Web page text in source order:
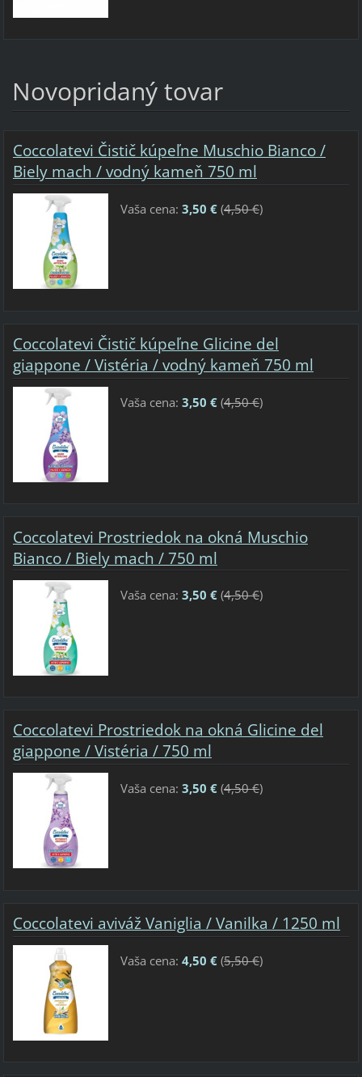
Novopridaný tovar
Coccolatevi Čistič kúpeľne Muschio Bianco /
Biely mach / vodný kameň 750 ml
Vaša cena: 3,50 €(4,50 €)
Coccolatevi Čistič kúpeľne Glicine del
giappone / Vistéria / vodný kameň 750 ml
Vaša cena: 3,50 €(4,50 €)
Coccolatevi Prostriedok na okná Muschio
Bianco / Biely mach / 750 ml
Vaša cena: 3,50 €(4,50 €)
Coccolatevi Prostriedok na okná Glicine del
giappone / Vistéria / 750 ml
Vaša cena: 3,50 €(4,50 €)
Coccolatevi aviváž Vaniglia / Vanilka / 1250 ml
Vaša cena: 4,50 €(5,50 €)